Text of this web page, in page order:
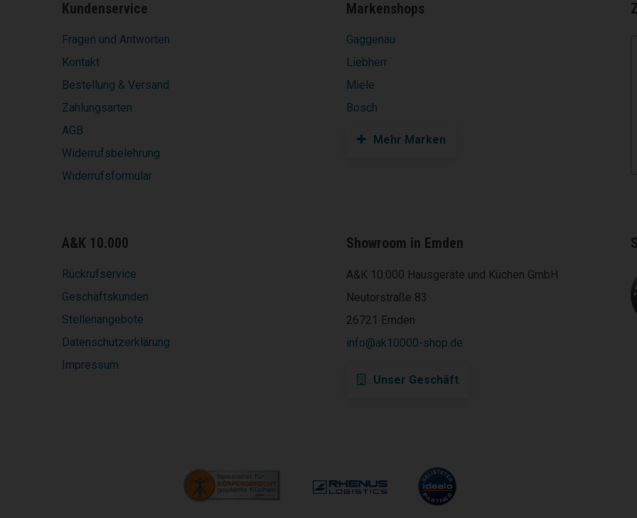
Kundenservice
Fragen und Antworten
Kontakt
Bestellung & Versand
Zahlungsarten
AGB
Widerrufsbelehrung
Widerrufsformular
Markenshops
Gaggenau
Liebherr
Miele
Bosch
Mehr Marken
A&K 10.000
Rückrufservice
Geschäftskunden
Stellenangebote
Datenschutzerklärung
Impressum
Showroom in Emden
A&K 10.000 Hausgeräte und Küchen GmbH
Neutorstraße 83
26721 Emden
info@ak10000-shop.de
Unser Geschäft